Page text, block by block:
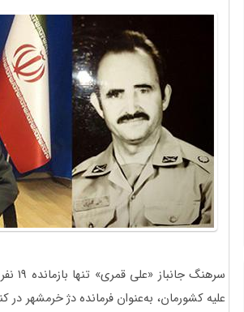
ﻋﻠﯿﻪ ﮐﺸﻮﺭﻣﺎﻥ، ﺑﻪﻋﻨﻮﺍﻥ ﻓﺮﻣﺎﻧﺪﻩ دژ خرمشهر ﺩﺭ